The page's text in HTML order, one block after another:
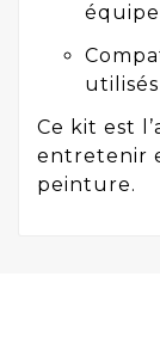
Ce kit est
entretenir
peinture.